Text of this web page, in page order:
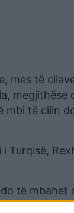
mes të
megjithëse
mbi të cilin
Turqisë,
të mbahet